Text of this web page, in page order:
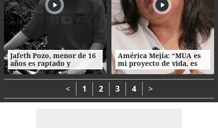
Jafeth Pozo, menor de 16
años es raptado y
asesinado tras cita en
Tegucigalpa
América Mejía: “MUA es
mi proyecto de vida, es
parte de mi esencia”
< 1 2 3 4 >